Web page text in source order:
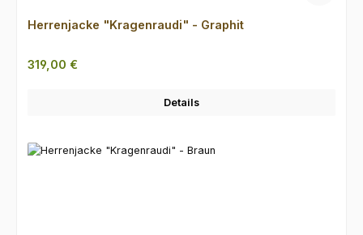
Herrenjacke "Kragenraudi" - Graphit
Regulärer Preis:
319,00 €
Details